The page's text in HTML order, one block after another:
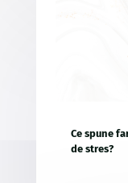
Ce spune
de stres?